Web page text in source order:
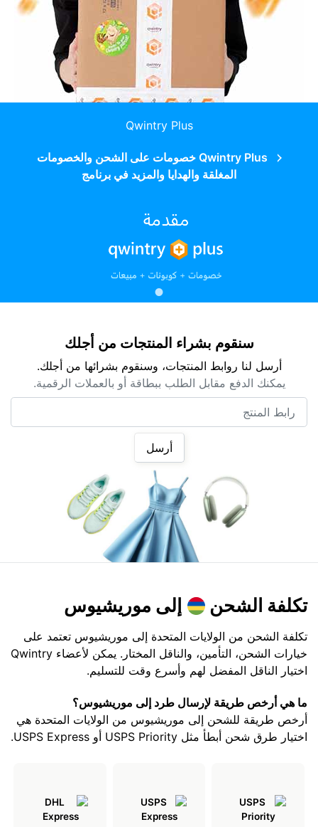
Qwintry Plus
Qwintry Plus خصومات على الشحن والخصومات
المغلقة والهدايا والمزيد في برنامج
سنقوم بشراء المنتجات من أجلك
أرسل لنا روابط المنتجات، وسنقوم بشرائها من أجلك.
يمكنك الدفع مقابل الطلب ببطاقة أو بالعملات الرقمية.
أرسل
تكلفة الشحن إلى موريشيوس
تكلفة الشحن من الولايات المتحدة إلى موريشيوس تعتمد على
خيارات الشحن، التأمين، والناقل المختار. يمكن لأعضاء Qwintry
اختيار الناقل المفضل لهم وأسرع وقت للتسليم.
ما هي أرخص طريقة لإرسال طرد إلى موريشيوس؟
أرخص طريقة للشحن إلى موريشيوس من الولايات المتحدة هي
اختيار طرق شحن أبطأ مثل USPS Priority أو USPS Express.